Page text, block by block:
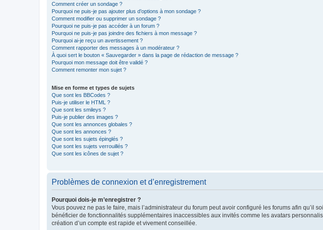
Comment créer un sondage ?
Pourquoi ne puis-je pas ajouter plus d’options à mon sondage ?
Comment modifier ou supprimer un sondage ?
Pourquoi ne puis-je pas accéder à un forum ?
Pourquoi ne puis-je pas joindre des fichiers à mon message ?
Pourquoi ai-je reçu un avertissement ?
Comment rapporter des messages à un modérateur ?
À quoi sert le bouton « Sauvegarder » dans la page de rédaction de message ?
Pourquoi mon message doit être validé ?
Comment remonter mon sujet ?
Mise en forme et types de sujets
Que sont les BBCodes ?
Puis-je utiliser le HTML ?
Que sont les smileys ?
Puis-je publier des images ?
Que sont les annonces globales ?
Que sont les annonces ?
Que sont les sujets épinglés ?
Que sont les sujets verrouillés ?
Que sont les icônes de sujet ?
Problèmes de connexion et d’enregistrement
Pourquoi dois-je m’enregistrer ?
Vous pouvez ne pas le faire, mais l’administrateur du forum peut avoir configuré les forums afin qu’il
bénéficier de fonctionnalités supplémentaires inaccessibles aux invités comme les avatars
création d’un compte est rapide et vivement conseillée.